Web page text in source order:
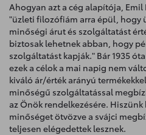
Ahogyan azt a cég alapítója, Emil
"üzleti filozófiám arra épül, hogy
minőségi árut és szolgáltatást
biztosak lehetnek abban, hogy
szolgáltatást kapják." Bár 1935
ezek a célok a mai napig nem
kiváló ár/érték arányú
minőségű szolgáltatással
az Önök rendelkezésére.
minőséget ötvözve a svájci
teljesen elégedettek lesznek.